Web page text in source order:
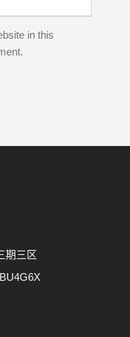
in this
期三区